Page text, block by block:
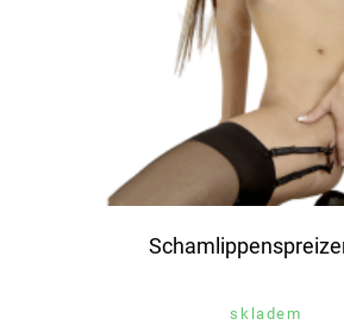
skladem